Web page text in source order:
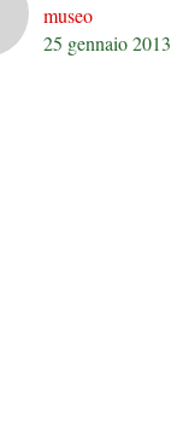
museo
25 gennaio 2013